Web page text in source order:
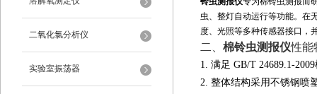
二氧化氯分析仪
实验室振荡器
虫、整灯自动运行等功能。在
度、光照等多种传感器接口，
二、 棉铃虫测报仪性能
1. 满足 GB/T 24689.1-
2. 整体结构采用不锈钢喷